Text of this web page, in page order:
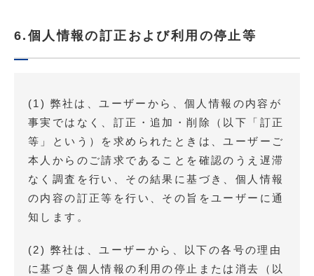
6.個人情報の訂正および利用の停止等
(1) 弊社は、ユーザーから、個人情報の内容が
事実ではなく、訂正・追加・削除（以下「訂正
等」という）を求められたときは、ユーザーご
本人からのご請求であることを確認のうえ遅滞
なく調査を行い、その結果に基づき、個人情報
の内容の訂正等を行い、その旨をユーザーに通
知します。
(2) 弊社は、ユーザーから、以下の各号の理由
に基づき個人情報の利用の停止または消去（以